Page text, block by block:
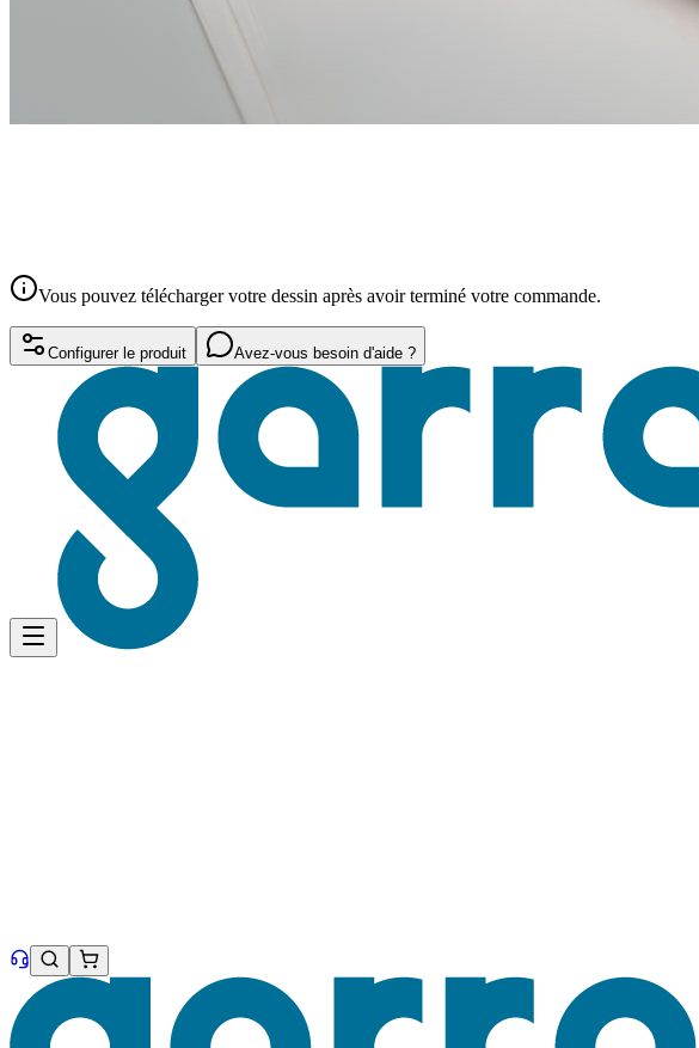
Vous pouvez télécharger votre dessin après avoir terminé votre commande.
Configurer le produit Avez-vous besoin d'aide ?